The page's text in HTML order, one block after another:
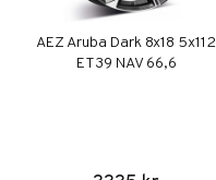
AEZ Aruba Dark 8x18 5x112
ET39 NAV 66,6